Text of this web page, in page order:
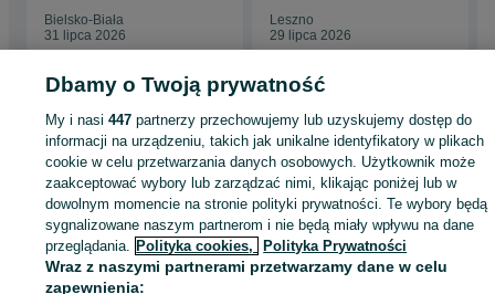
Bielsko-Biała
31 lipca 2026
Leszno
29 lipca 2026
Styropian - Małopolskie
Styropian - Kraków Styropian - Bieńczyce
KATEGORIA
ID:451253939 Wyświetlenia:
Dbamy o Twoją prywatność
My i nasi447 partnerzy przechowujemy lub uzyskujemy dostęp do
informacji na urządzeniu, takich jak unikalne identyfikatory w plikach
cookie w celu przetwarzania danych osobowych. Użytkownik może
zaakceptować wybory lub zarządzać nimi, klikając poniżej lub w
dowolnym momencie na stronie polityki prywatności. Te wybory będą
sygnalizowane naszym partnerom i nie będą miały wpływu na dane
przeglądania. Polityka cookies, Polityka Prywatności
Wraz z naszymi partnerami przetwarzamy dane w celu
zapewnienia: